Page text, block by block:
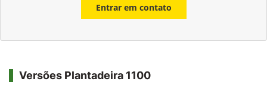
Entrar em contato
Versões Plantadeira 1100